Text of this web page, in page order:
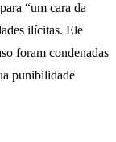
“um cara da
ilícitas. Ele
foram condenadas
punibilidade